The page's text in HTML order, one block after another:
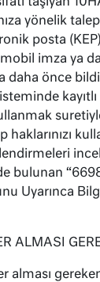
yönelik
posta
imza ya
daha önce
haklarınızı
bulunan “6698
Uyarınca
ALMASI
alması